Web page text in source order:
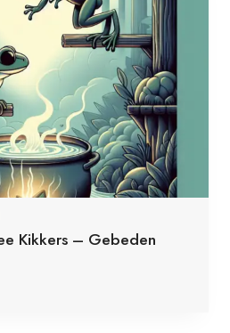
Kikkers – Gebeden